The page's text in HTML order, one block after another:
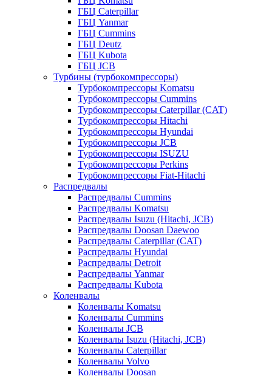
ГБЦ Caterpillar
ГБЦ Yanmar
ГБЦ Cummins
ГБЦ Deutz
ГБЦ Kubota
ГБЦ JCB
Турбины (турбокомпрессоры)
Турбокомпрессоры Komatsu
Турбокомпрессоры Cummins
Турбокомпрессоры Caterpillar (CAT)
Турбокомпрессоры Hitachi
Турбокомпрессоры Hyundai
Турбокомпрессоры JCB
Турбокомпрессоры ISUZU
Турбокомпрессоры Perkins
Турбокомпрессоры Fiat-Hitachi
Распредвалы
Распредвалы Cummins
Распредвалы Komatsu
Распредвалы Isuzu (Hitachi, JCB)
Распредвалы Doosan Daewoo
Распредвалы Caterpillar (CAT)
Распредвалы Hyundai
Распредвалы Detroit
Распредвалы Yanmar
Распредвалы Kubota
Коленвалы
Коленвалы Komatsu
Коленвалы Cummins
Коленвалы JCB
Коленвалы Isuzu (Hitachi, JCB)
Коленвалы Caterpillar
Коленвалы Volvo
Коленвалы Doosan